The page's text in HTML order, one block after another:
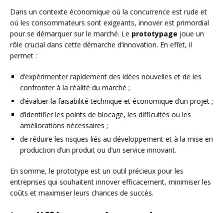
Dans un contexte économique où la concurrence est rude et
où les consommateurs sont exigeants, innover est primordial
pour se démarquer sur le marché. Le prototypage joue un
rôle crucial dans cette démarche d’innovation. En effet, il
permet :
d’expérimenter rapidement des idées nouvelles et de les
confronter à la réalité du marché ;
d’évaluer la faisabilité technique et économique d’un projet ;
d’identifier les points de blocage, les difficultés ou les
améliorations nécessaires ;
de réduire les risques liés au développement et à la mise en
production d’un produit ou d’un service innovant.
En somme, le prototype est un outil précieux pour les
entreprises qui souhaitent innover efficacement, minimiser les
coûts et maximiser leurs chances de succès.